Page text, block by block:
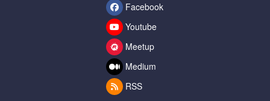
Facebook
Youtube
Meetup
Medium
RSS